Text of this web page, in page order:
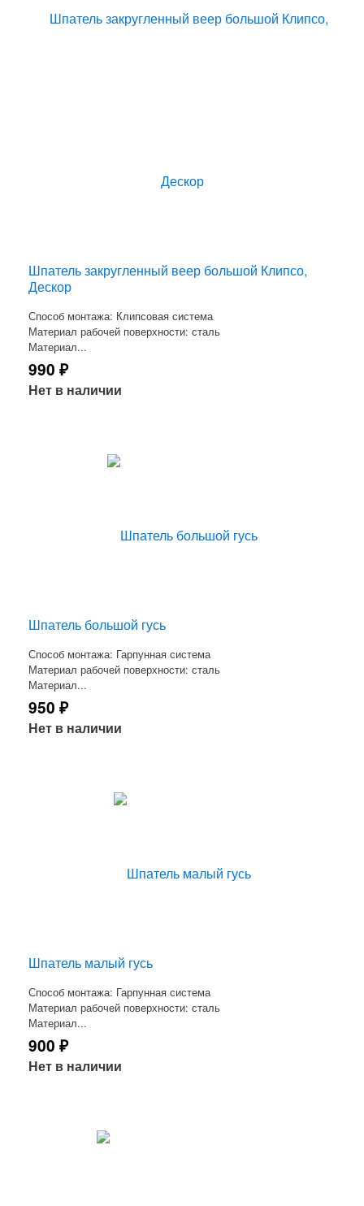
Шпатель закругленный веер большой Клипсо,
Дескор
Способ монтажа: Клипсовая система
Материал рабочей поверхности: сталь
Материал...
990 ₽
Нет в наличии
Шпатель большой гусь
Способ монтажа: Гарпунная система
Материал рабочей поверхности: сталь
Материал...
950 ₽
Нет в наличии
Шпатель малый гусь
Способ монтажа: Гарпунная система
Материал рабочей поверхности: сталь
Материал...
900 ₽
Нет в наличии